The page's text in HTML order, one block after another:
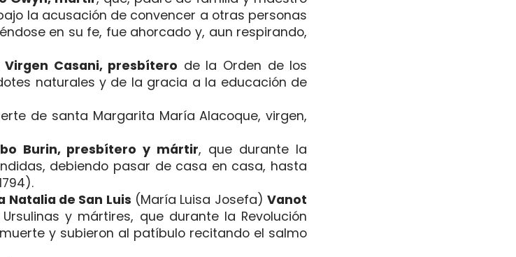
la acusación de convencer a otras personas
en su fe, fue ahorcado y, aun respirando,
Casani, presbítero de la Orden de los
naturales y de la gracia a la educación de
de santa Margarita María Alacoque, virgen,
Burin, presbítero y mártir, que durante la
debiendo pasar de casa en casa, hasta
Natalia de San Luis (María Luisa Josefa)Vanot
y mártires, que durante la Revolución
y subieron al patíbulo recitando el salmo